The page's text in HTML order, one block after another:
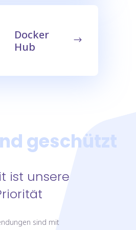
Docker
Hub
geschützt
ist unsere
sind mit